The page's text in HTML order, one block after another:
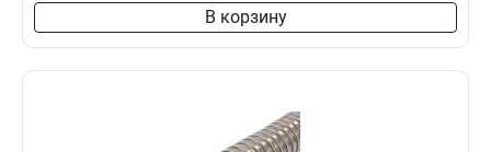
В корзину